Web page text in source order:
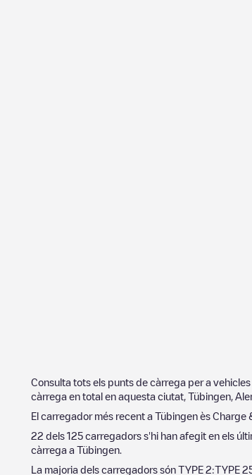
Consulta tots els punts de càrrega per a
càrrega en total en aquesta ciutat, Tübingen
El carregador més recent a Tübingen ès Charge
22 dels 125 carregadors s'hi han afegit en els
càrrega a Tübingen
La majoria dels carregadors són TYPE 2:TYPE 2